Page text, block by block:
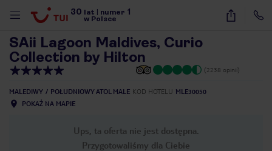
30 lat numer 1
w Polsce
27
SAii Lagoon Maldives, Curio
Collection by Hilton
(2238 opinii)
MALEDIWY POŁUDNIOWY ATOL MALE KOD HOTELU MLE30050
POKAŻ NA MAPIE
Ups, ta oferta nie jest dostępna.
Przygotowaliśmy dla Ciebie